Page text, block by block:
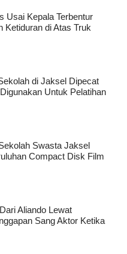
Usai Kepala Terbentur
Ketiduran di Atas Truk
di Jaksel Dipecat
Untuk Pelatihan
Swasta Jaksel
Compact Disk Film
Aliando Lewat
Sang Aktor Ketika